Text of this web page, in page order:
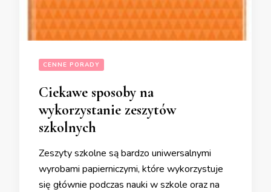
CENNE PORADY
Ciekawe sposoby na
wykorzystanie zeszytów
szkolnych
Zeszyty szkolne są bardzo uniwersalnymi
wyrobami papierniczymi, które wykorzystuje
się głównie podczas nauki w szkole oraz na